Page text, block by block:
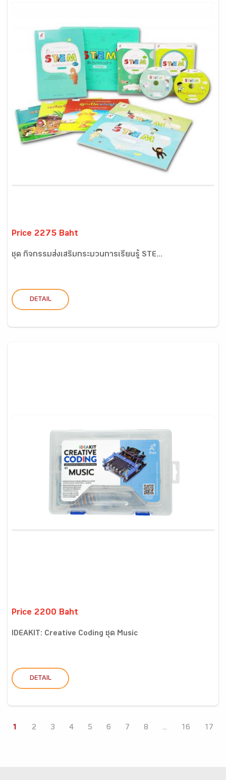
Price 2275 Baht
ชุด กิจกรรมส่งเสริมกระบวนการเรียนรู้ STE...
DETAIL
Price 2200 Baht
IDEAKIT: Creative Coding ชุด Music
DETAIL
1 2 3 4 5 6 7 8 ... 16 17